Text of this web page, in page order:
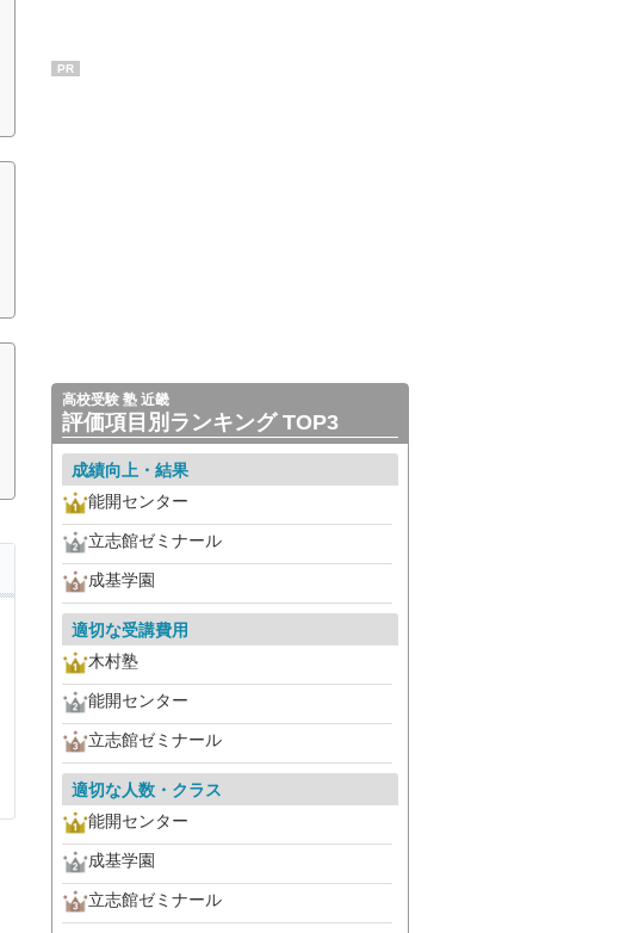
PR
高校受験 塾 近畿
評価項目別ランキング TOP3
成績向上・結果
能開センター
立志館ゼミナール
成基学園
適切な受講費用
木村塾
能開センター
立志館ゼミナール
適切な人数・クラス
能開センター
成基学園
立志館ゼミナール